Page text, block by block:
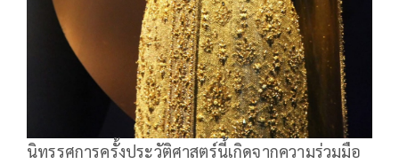
นิทรรศการครั้งประวัติศาสตร์นี้เกิดจากความร่วมมือ